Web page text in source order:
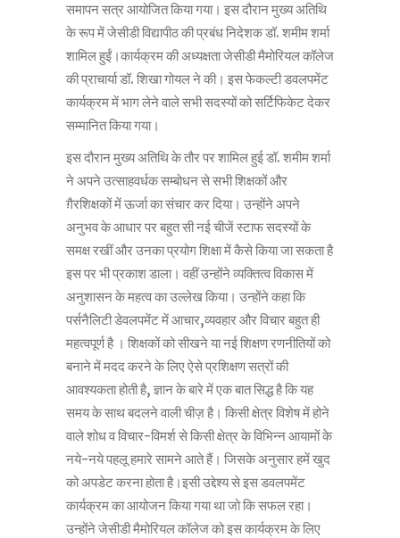
समापन सत्र आयोजित किया गया। इस दौरान मुख्य अतिथि
के रूप में जेसीडी विद्यापीठ की प्रबंध निदेशक डॉ. शमीम शर्मा
शामिल हुईं।कार्यक्रम की अध्यक्षता जेसीडी मैमोरियल कॉलेज
की प्राचार्या डॉ. शिखा गोयल ने की। इस फेकल्टी डवलपमेंट
कार्यक्रम में भाग लेने वाले सभी सदस्यों को सर्टिफिकेट देकर
सम्मानित किया गया।
इस दौरान मुख्य अतिथि के तौर पर शामिल हुई डॉ. शमीम शर्मा
ने अपने उत्साहवर्धक सम्बोधन से सभी शिक्षकों और
ग़ैरशिक्षकों में ऊर्जा का संचार कर दिया। उन्होंने अपने
अनुभव के आधार पर बहुत सी नई चीजें स्टाफ सदस्यों के
समक्ष रखीं और उनका प्रयोग शिक्षा में कैसे किया जा सकता है
इस पर भी प्रकाश डाला। वहीं उन्होंने व्यक्तित्व विकास में
अनुशासन के महत्व का उल्लेख किया। उन्होंने कहा कि
पर्सनैलिटी डेवलपमेंट में आचार,व्यवहार और विचार बहुत ही
महत्वपूर्ण है । शिक्षकों को सीखने या नई शिक्षण रणनीतियों को
बनाने में मदद करने के लिए ऐसे प्रशिक्षण सत्रों की
आवश्यकता होती है, ज्ञान के बारे में एक बात सिद्ध है कि यह
समय के साथ बदलने वाली चीज़ है। किसी क्षेत्र विशेष में होने
वाले शोध व विचार-विमर्श से किसी क्षेत्र के विभिन्न आयामों के
नये-नये पहलू हमारे सामने आते हैं। जिसके अनुसार हमें खुद
को अपडेट करना होता है।इसी उद्देश्य से इस डवलपमेंट
कार्यक्रम का आयोजन किया गया था जो कि सफल रहा।
उन्होंने जेसीडी मैमोरियल कॉलेज को इस कार्यक्रम के लिए